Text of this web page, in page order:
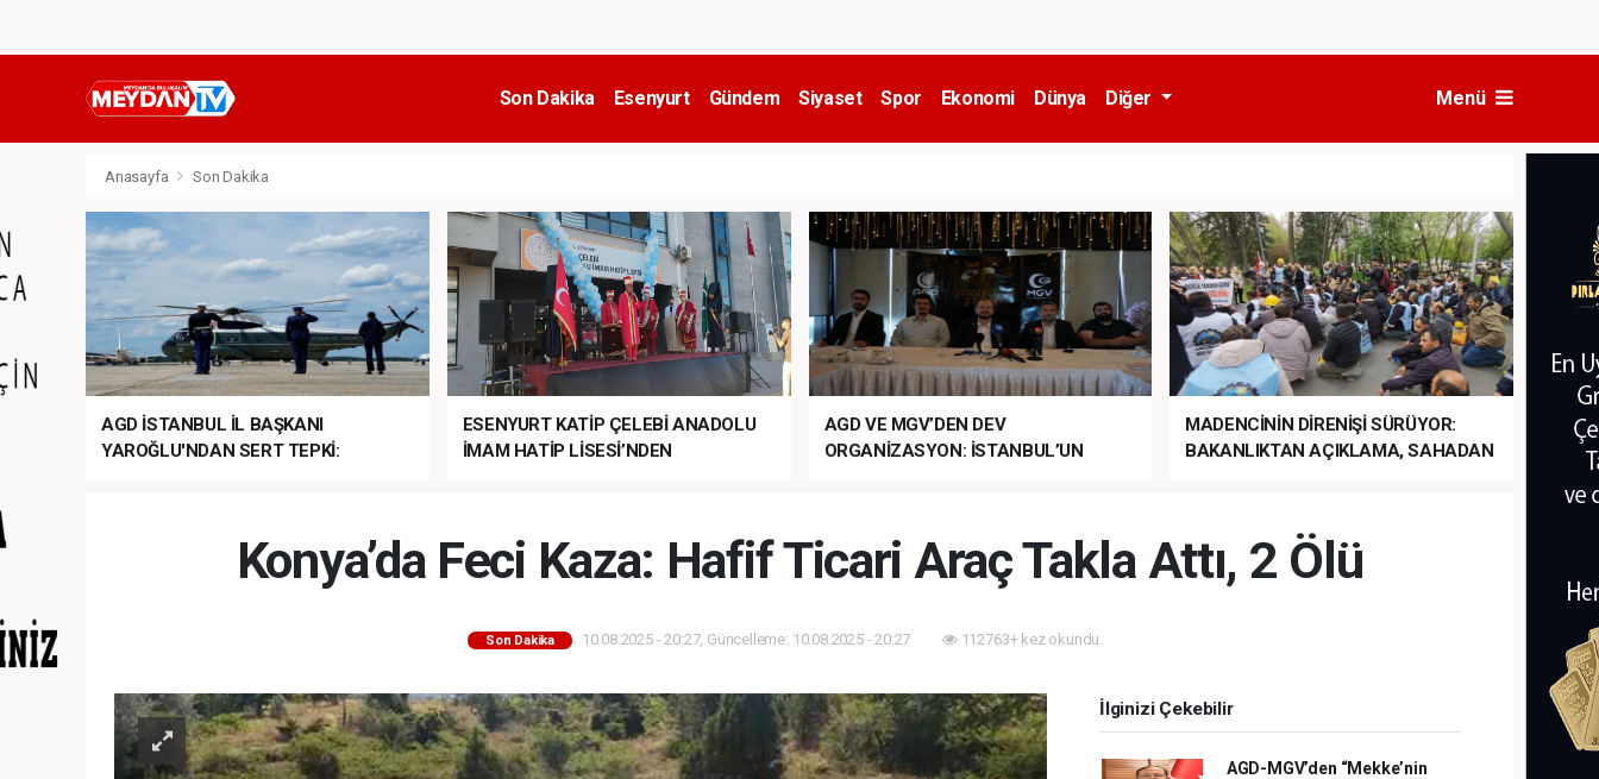
Son Dakika Esenyurt Gündem Siyaset Spor Ekonomi Dünya Diğer Menü
Anasayfa Son Dakika
AGD İSTANBUL İL BAŞKANI
YAROĞLU'NDAN SERT TEPKİ:
ESENYURT KATİP ÇELEBİ ANADOLU
İMAM HATİP LİSESİ’NDEN
AGD VE MGV’DEN DEV
ORGANİZASYON: İSTANBUL’UN
MADENCİNİN DİRENİŞİ SÜRÜYOR:
BAKANLIKTAN AÇIKLAMA, SAHADAN
Konya’da Feci Kaza: Hafif Ticari Araç Takla Attı, 2 Ölü
Son Dakika 10.08.2025 - 20:27, Güncelleme: 10.08.2025 - 20:27 112763+ kez okundu.
İlginizi Çekebilir
AGD-MGV’den “Mekke’nin